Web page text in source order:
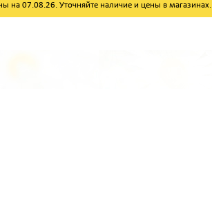
07.08.26. Уточняйте наличие и цены в магазинах.